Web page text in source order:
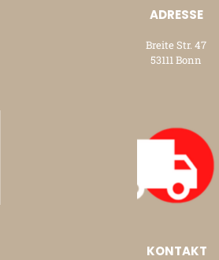
ADRESSE
Breite Str. 47
53111 Bonn
KONTAKT